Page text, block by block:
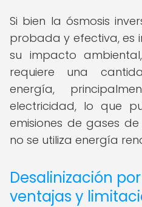
Si bien la ósmosis
probada y efectiva, es
su impacto
requiere una
energía,
electricidad, lo que
emisiones de gases
no se utiliza energía
Desalinización
ventajas y